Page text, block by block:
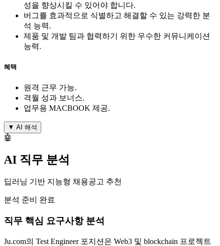
성을 향상시킬 수 있어야 합니다.
버그를 효과적으로 식별하고 해결할 수 있는 강력한 분
석 능력.
제품 및 개발 팀과 협력하기 위한 우수한 커뮤니케이션
능력.
혜택
원격 근무 가능.
격월 성과 보너스.
업무용 MACBOOK 제공.
▼ AI 해석
🤖
AI 직무 분석
딥러닝 기반 지능형 채용공고 추천
분석 준비 완료
직무 핵심 요구사항 분석
Ju.com의 Test Engineer 포지션은 Web3 및 blockchain 프로젝트